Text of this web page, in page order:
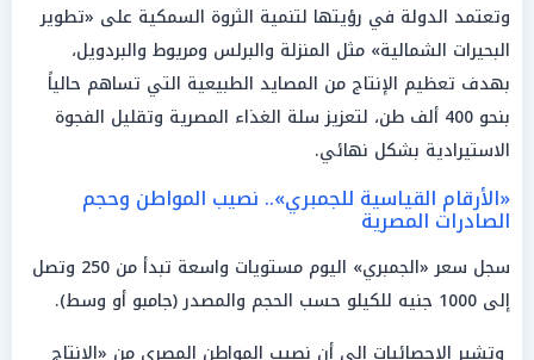
وتعتمد الدولة في رؤيتها لتنمية الثروة السمكية على «تطوير
البحيرات الشمالية» مثل المنزلة والبرلس ومريوط والبردويل،
بهدف تعظيم الإنتاج من المصايد الطبيعية التي تساهم حالياً
بنحو 400 ألف طن، لتعزيز سلة الغذاء المصرية وتقليل الفجوة
الاستيرادية بشكل نهائي.
«الأرقام القياسية للجمبري».. نصيب المواطن وحجم
الصادرات المصرية
سجل سعر «الجمبري» اليوم مستويات واسعة تبدأ من 250 وتصل
إلى 1000 جنيه للكيلو حسب الحجم والمصدر (جامبو أو وسط).